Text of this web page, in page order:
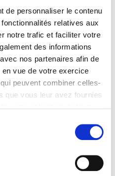
de personnaliser le contenu
relatives aux
notre trafic et faciliter votre
des informations
nos partenaires afin de
vue de votre exercice
peuvent combiner celles-
que vous leur avez fournies
politique de traitement,